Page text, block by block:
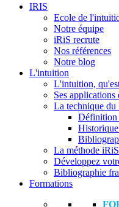
IRIS
Ecole de
Notre équipe
iRiS recrute
Nos références
Notre blog
L'intuition
L'intuition,
Ses applications
La technique
Définition
La méthode iRiS
Développez
Bibliographie
Formations